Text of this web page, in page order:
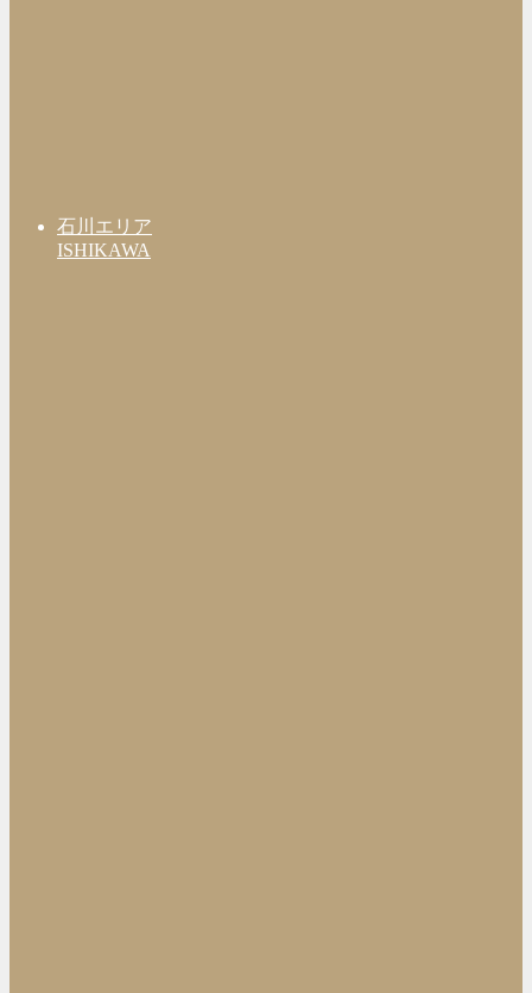
石川エリア
ISHIKAWA